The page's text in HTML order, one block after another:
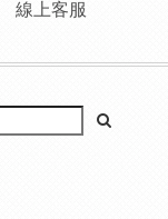
線上客服